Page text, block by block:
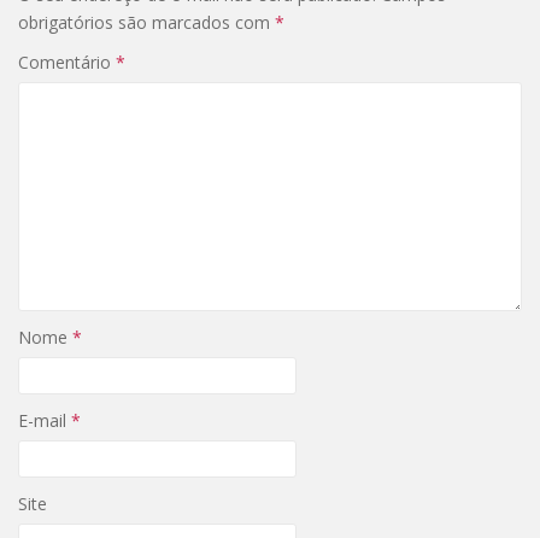
obrigatórios são marcados com *
Comentário *
Nome *
E-mail *
Site